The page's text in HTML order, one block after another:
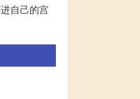
自己的宫